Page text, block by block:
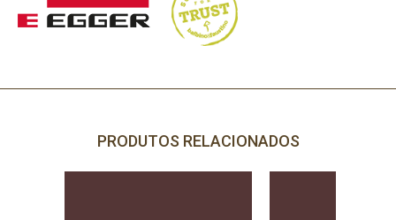
PRODUTOS RELACIONADOS